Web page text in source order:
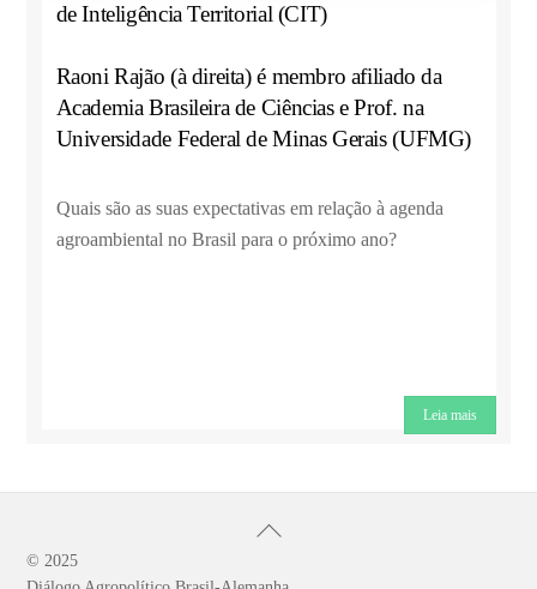
de Inteligência Territorial (CIT)
Raoni Rajão (à direita) é membro afiliado da
Academia Brasileira de Ciências e Prof. na
Universidade Federal de Minas Gerais (UFMG)
Quais são as suas expectativas em relação à agenda
agroambiental no Brasil para o próximo ano?
Leia mais
Back
© 2025